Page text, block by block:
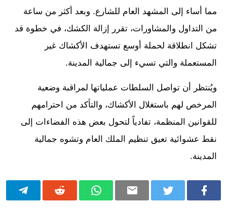
مما أساء إلى المشهد العام للشارع. وبعد أكثر من ساعة
من التداول والمشاورات، تقرر إزالة الكشك، في خطوة قد
تشكل انطلاقة لحملة أوسع تستهدف الأكشاك غير
المستعملة والتي تسيء إلى جمالية المدينة.
ويُنتظر أن تواصل السلطات عملياتها لمراقبة وضعية
المرخص لهم باستغلال الأكشاك، والتأكد من احترامهم
للقوانين المنظمة، تفادياً لتحول بعض هذه الفضاءات إلى
نقط عشوائية تعيق تنظيم الملك العام وتشوه جمالية
المدينة.